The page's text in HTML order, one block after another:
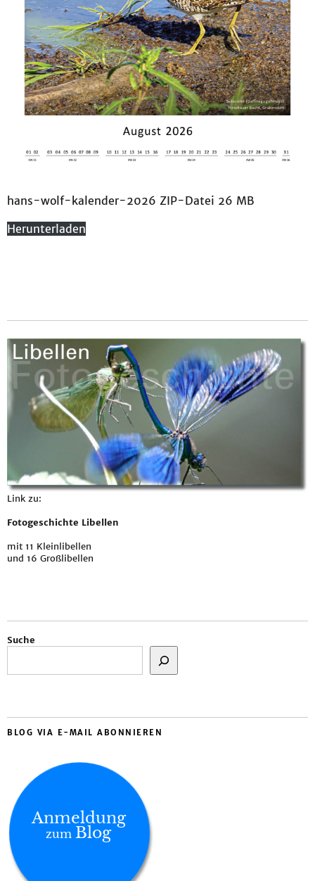
hans-wolf-kalender-2026 ZIP-Datei 26 MB
Herunterladen
Link zu:
Fotogeschichte Libellen
mit 11 Kleinlibellen
und 16 Großlibellen
Suche
BLOG VIA E-MAIL ABONNIEREN
Anmeldung
zum Blog